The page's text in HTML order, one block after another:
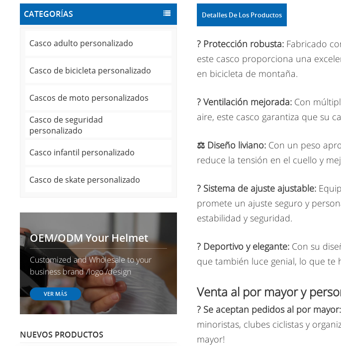
CATEGORÍAS
Casco adulto personalizado
Casco de bicicleta personalizado
Cascos de moto personalizados
Casco de seguridad
personalizado
Casco infantil personalizado
Casco de skate personalizado
OEM/ODM Your Helmet
Customized and Wholesale to your
business brand /logo /design
VER MÁS
NUEVOS PRODUCTOS
Detalles De Los Productos
?️ Protección robusta:Fabricado
este casco proporciona una
en bicicleta de montaña.
? Ventilación mejorada:Con
aire, este casco garantiza que su
⚖️ Diseño liviano:Con un peso
reduce la tensión en el cuello y
? Sistema de ajuste ajustable:
promete un ajuste seguro y
estabilidad y seguridad.
? Deportivo y elegante:Con su
que también luce genial, lo que te
Venta al por mayor y
? Se aceptan pedidos al por mayor:
minoristas, clubes ciclistas y
mayor!